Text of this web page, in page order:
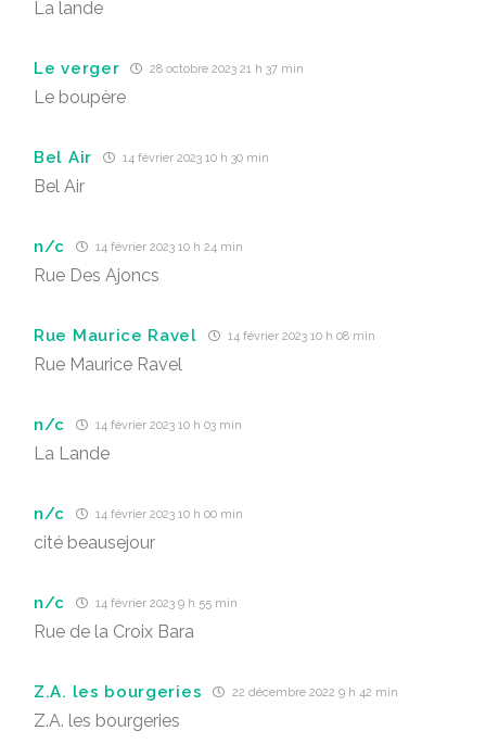
La lande
Le verger 28 octobre 2023 21 h 37 min
Le boupère
Bel Air 14 février 2023 10 h 30 min
Bel Air
n/c 14 février 2023 10 h 24 min
Rue Des Ajoncs
Rue Maurice Ravel 14 février 2023 10 h 08 min
Rue Maurice Ravel
n/c 14 février 2023 10 h 03 min
La Lande
n/c 14 février 2023 10 h 00 min
cité beausejour
n/c 14 février 2023 9 h 55 min
Rue de la Croix Bara
Z.A. les bourgeries 22 décembre 2022 9 h 42 min
Z.A. les bourgeries